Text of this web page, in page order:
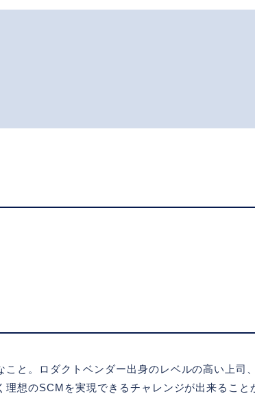
と。ロダクトベンダー出身のレベルの高い上司
想のSCMを実現できるチャレンジが出来ること